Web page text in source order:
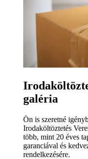
galéria
Ön is szeretné
Irodaköltöztetés
több, mint 20 éves
garanciával és
rendelkezésére.